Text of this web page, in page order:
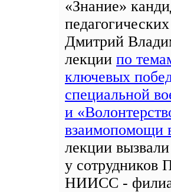
«Знание»
Дмитрий
лекции по
ключевых
специальной
и
лекции
у сотрудников
НИИСС -